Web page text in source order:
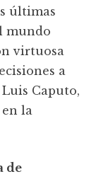
últimas
mundo
virtuosa
a
Caputo,
la
de